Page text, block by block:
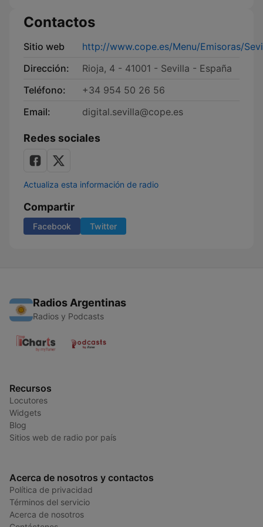
Contactos
Sitio web
http://www.cope.es/Menu/Emisoras/
Dirección:
Rioja, 4 - 41001 - Sevilla - España
Teléfono:
+34 954 50 26 56
Email:
digital.sevilla@cope.es
Redes sociales
Actualiza esta información de radio
Compartir
Facebook Twitter
Radios Argentinas
Radios y Podcasts
Recursos
Locutores
Widgets
Blog
Sitios web de radio por país
Acerca de nosotros y contactos
Política de privacidad
Términos del servicio
Acerca de nosotros